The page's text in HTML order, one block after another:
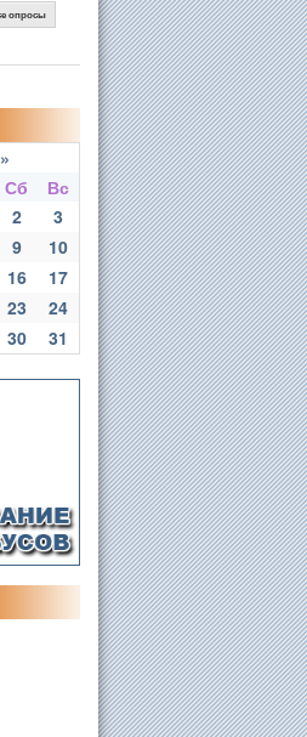
опросы
»
Сб
Вс
2
3
9
10
16
17
23
24
30 31